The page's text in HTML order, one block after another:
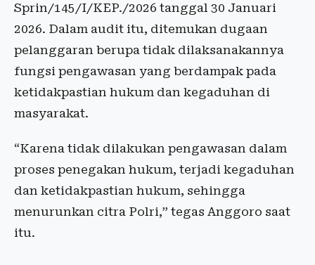
Sprin/145/I/KEP./2026 tanggal 30 Januari
2026. Dalam audit itu, ditemukan dugaan
pelanggaran berupa tidak dilaksanakannya
fungsi pengawasan yang berdampak pada
ketidakpastian hukum dan kegaduhan di
masyarakat.
“Karena tidak dilakukan pengawasan dalam
proses penegakan hukum, terjadi kegaduhan
dan ketidakpastian hukum, sehingga
menurunkan citra Polri,” tegas Anggoro saat
itu.